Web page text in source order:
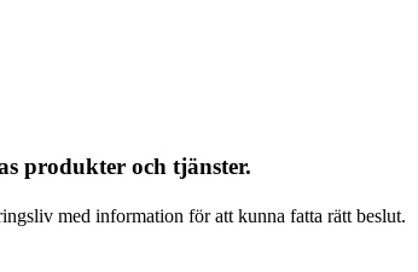
produkter och tjänster.
med information för att kunna fatta rätt beslut.